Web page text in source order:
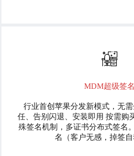
MDM超级签名
行业首创苹果分发新模式，无
任、告别闪退、安装即用 按需购
殊签名机制，多证书分布式签名
名（客户无感，掉签自